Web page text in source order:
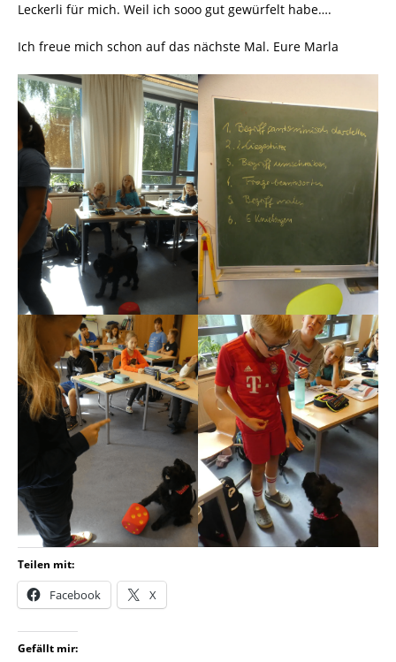
Leckerli für mich. Weil ich sooo gut gewürfelt habe….
Ich freue mich schon auf das nächste Mal. Eure Marla
Teilen mit:
Facebook X
Gefällt mir: